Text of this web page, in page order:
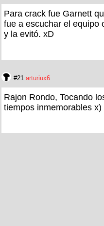
Para crack fue Garnett
fue a escuchar el equipo
y la evitó. xD
#21 arturiux6
Rajon Rondo, Tocando
tiempos inmemorables x)